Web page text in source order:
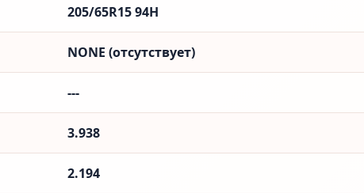
205/65R15 94H
NONE (отсутствует)
---
3.938
2.194